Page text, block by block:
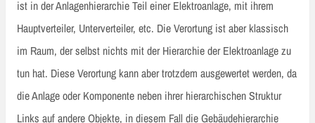
ist in der Anlagenhierarchie Teil einer Elektroanlage, mit ihrem
Hauptverteiler, Unterverteiler, etc. Die Verortung ist aber klassisch
im Raum, der selbst nichts mit der Hierarchie der Elektroanlage zu
tun hat. Diese Verortung kann aber trotzdem ausgewertet werden, da
die Anlage oder Komponente neben ihrer hierarchischen Struktur
Links auf andere Objekte, in diesem Fall die Gebäudehierarchie